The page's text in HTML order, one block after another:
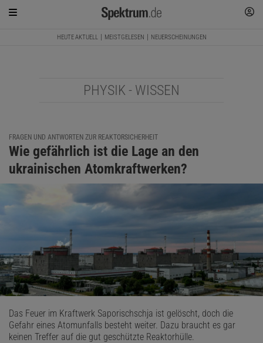
HEUTE AKTUELL MEISTGELESEN NEUERSCHEINUNGEN
PHYSIK - WISSEN
FRAGEN UND ANTWORTEN ZUR REAKTORSICHERHEIT
Wie gefährlich ist die Lage an den
ukrainischen Atomkraftwerken?
Das Feuer im Kraftwerk Saporischschja ist gelöscht, doch die
Gefahr eines Atomunfalls besteht weiter. Dazu braucht es gar
keinen Treffer auf die gut geschützte Reaktorhülle.